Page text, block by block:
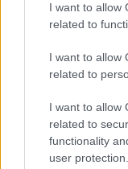
I want to allow
related to
I want to allow
related to
I want to allow
related to
functionality
user protection.
Η Αίγυπτος
2016, καθώς
περιττό, ενώ η
νηστείας κατά
Η Κίνα